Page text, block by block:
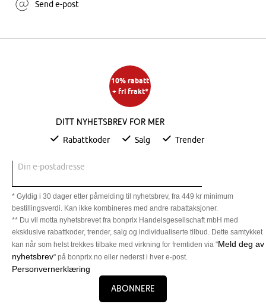
Send e-post
10% rabatt
+ fri frakt*
Ditt nyhetsbrev for mer
Rabattkoder Salg Trender
Din e-postadresse
* Gyldig i 30 dager etter påmelding til nyhetsbrev, fra 449 kr minimum
bestillingsverdi. Kan ikke kombineres med andre rabattaksjoner.
** Du vil motta nyhetsbrevet fra bonprix Handelsgesellschaft mbH med
eksklusive rabattkoder, trender, salg og individualiserte tilbud. Dette samtykket
kan når som helst trekkes tilbake med virkning for fremtiden via "Meld deg av
nyhetsbrev" på bonprix.no eller nederst i hver e-post.
Personvernerklæring
Abonnere